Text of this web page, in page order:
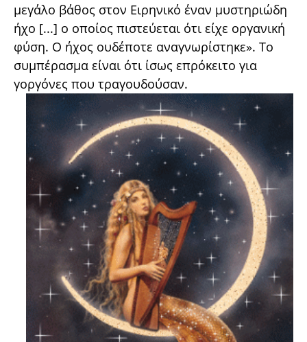
μεγάλο βάθος στον Ειρηνικό έναν μυστηριώδη
ήχο [...] ο οποίος πιστεύεται ότι είχε οργανική
φύση. Ο ήχος ουδέποτε αναγνωρίστηκε». Το
συμπέρασμα είναι ότι ίσως επρόκειτο για
γοργόνες που τραγουδούσαν.